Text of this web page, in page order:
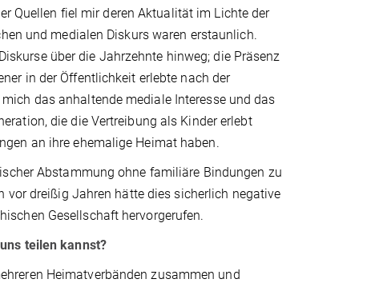
Quellen fiel mir deren Aktualität im Lichte der
und medialen Diskurs waren erstaunlich.
über die Jahrzehnte hinweg; die Präsenz
in der Öffentlichkeit erlebte nach der
das anhaltende mediale Interesse und das
die die Vertreibung als Kinder erlebt
an ihre ehemalige Heimat haben.
Abstammung ohne familiäre Bindungen zu
vor dreißig Jahren hätte dies sicherlich negative
Gesellschaft hervorgerufen.
teilen kannst?
Heimatverbänden zusammen und